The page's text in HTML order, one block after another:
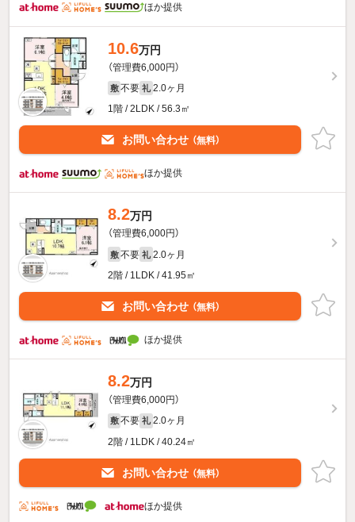
ほか提供
10.6万円
（管理費6,000円）
敷 不要 礼 2.0ヶ月
1階 / 2LDK / 56.3㎡
お問い合わせ （無料）
ほか提供
8.2万円
（管理費6,000円）
敷 不要 礼 2.0ヶ月
2階 / 1LDK / 41.95㎡
お問い合わせ （無料）
ほか提供
8.2万円
（管理費6,000円）
敷 不要 礼 2.0ヶ月
2階 / 1LDK / 40.24㎡
お問い合わせ （無料）
ほか提供